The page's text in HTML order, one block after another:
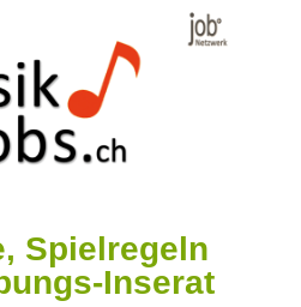
Spielregeln
Inserat